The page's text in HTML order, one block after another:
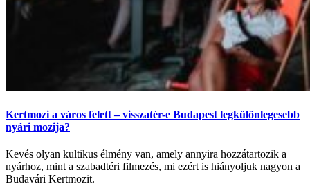
Kertmozi a város felett – visszatér-e Budapest legkülönlegesebb
nyári mozija?
Kevés olyan kultikus élmény van, amely annyira hozzátartozik a
nyárhoz, mint a szabadtéri filmezés, mi ezért is hiányoljuk nagyon a
Budavári Kertmozit.